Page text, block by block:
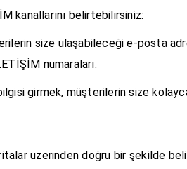
kanallarını belirtebilirsiniz:
size ulaşabileceği e-posta
numaraları.
girmek, müşterilerin size
üzerinden doğru bir şekilde